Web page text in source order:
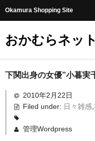
Okamura Shopping Site
おかむらネッ
商品
社長日記
味噌
下関出身の女優”小暮実
2010年2月22日
Filed under: 日々雑感,
管理Wordpress